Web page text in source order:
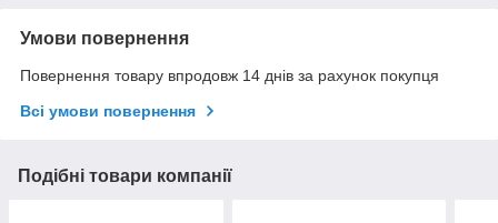
Умови повернення
Повернення товару впродовж 14 днів за рахунок покупця
Всі умови повернення
Подібні товари компанії